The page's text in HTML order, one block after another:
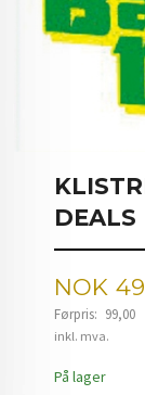
DEALS
Tilbud
NOK
Førpris: 99,00
Rabatt
inkl. mva.
På lager